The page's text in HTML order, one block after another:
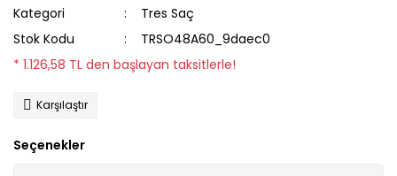
Kategori
Tres Saç
Stok Kodu
TRSO48A60_9daec0
* 1.126,58 TL den başlayan taksitlerle!
Karşılaştır
Seçenekler